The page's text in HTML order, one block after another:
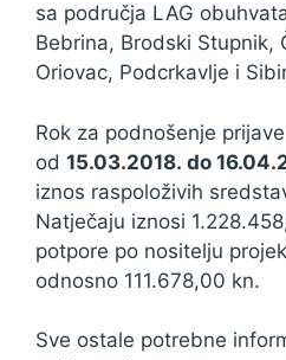
sa područja LAG
Bebrina, Brodski Stupnik,
Oriovac, Podcrkavlje i
Rok za podnošenje
od 15.03.2018. do
iznos raspoloživih
Natječaju iznosi
potpore po nositelju
odnosno 111.678,00 kn.
Sve ostale potrebne